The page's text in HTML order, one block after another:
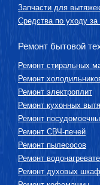
Запчасти для вытяжек
Средства по уходу за
Ремонт бытовой
Ремонт стиральных
Ремонт
Ремонт электроплит
Ремонт кухонных
Ремонт
Ремонт СВЧ-печей
Ремонт пылесосов
Ремонт
Ремонт духовых